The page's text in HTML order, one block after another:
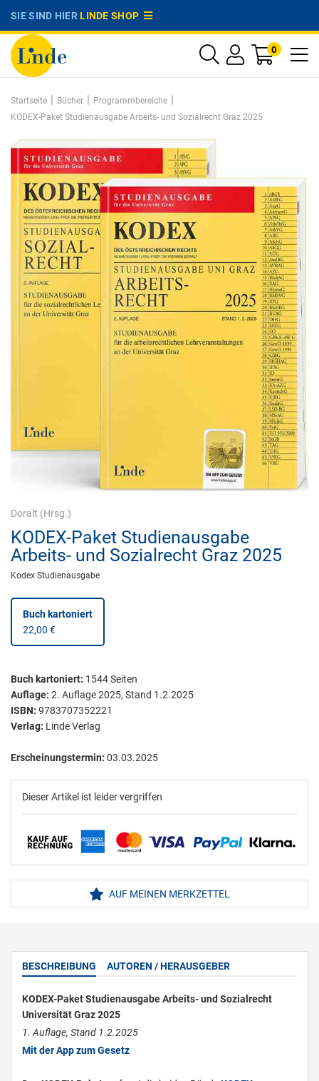
SIE SIND HIERLINDE SHOP
0
Startseite | Bücher | Programmbereiche |
KODEX-Paket Studienausgabe Arbeits- und Sozialrecht Graz 2025
Doralt (Hrsg.)
KODEX-Paket Studienausgabe
Arbeits- und Sozialrecht Graz 2025
Kodex Studienausgabe
Buch kartoniert
22,00 €
Buch kartoniert: 1544Seiten
Auflage: 2. Auflage 2025, Stand 1.2.2025
ISBN: 9783707352221
Verlag: Linde Verlag
Erscheinungstermin: 03.03.2025
Dieser Artikel ist leider vergriffen
AUF MEINEN MERKZETTEL
BESCHREIBUNG AUTOREN / HERAUSGEBER
KODEX-Paket Studienausgabe Arbeits- und Sozialrecht
Universität Graz 2025
1. Auflage, Stand 1.2.2025
Mit der App zum Gesetz